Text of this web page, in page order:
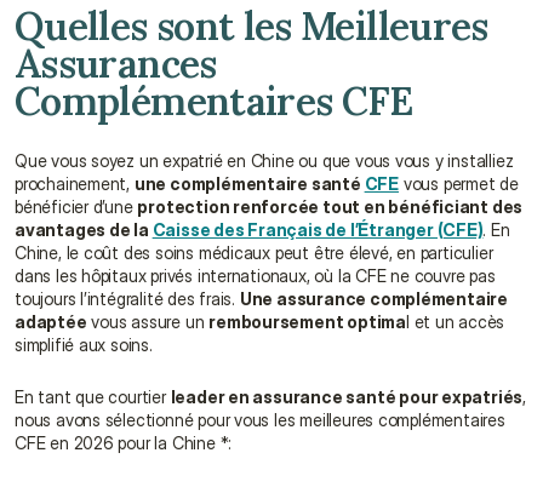
Quelles sont les Meilleures
Assurances
Complémentaires CFE
Que vous soyez un expatrié en Chine ou que vous vous y installiez
prochainement, une complémentaire santé CFE vous permet de
bénéficier d’une protection renforcée tout en bénéficiant des
avantages de la Caisse des Français de l’Étranger (CFE). En
Chine, le coût des soins médicaux peut être élevé, en particulier
dans les hôpitaux privés internationaux, où la CFE ne couvre pas
toujours l’intégralité des frais. Une assurance complémentaire
adaptée vous assure un remboursement optimal et un accès
simplifié aux soins.
En tant que courtier leader en assurance santé pour expatriés,
nous avons sélectionné pour vous les meilleures complémentaires
CFE en 2026 pour la Chine *: